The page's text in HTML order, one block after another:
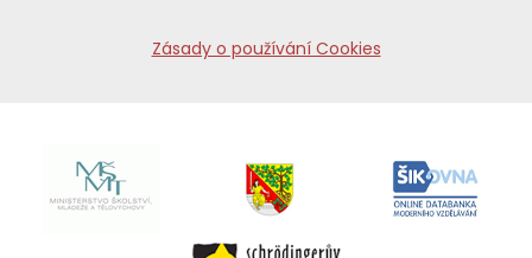
Zásady o používání Cookies